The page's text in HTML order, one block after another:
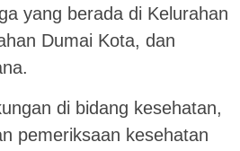
yang berada di Kelurahan
Dumai Kota, dan
di bidang kesehatan,
pemeriksaan kesehatan